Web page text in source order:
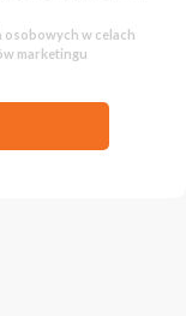
osobowych w celach
marketingu